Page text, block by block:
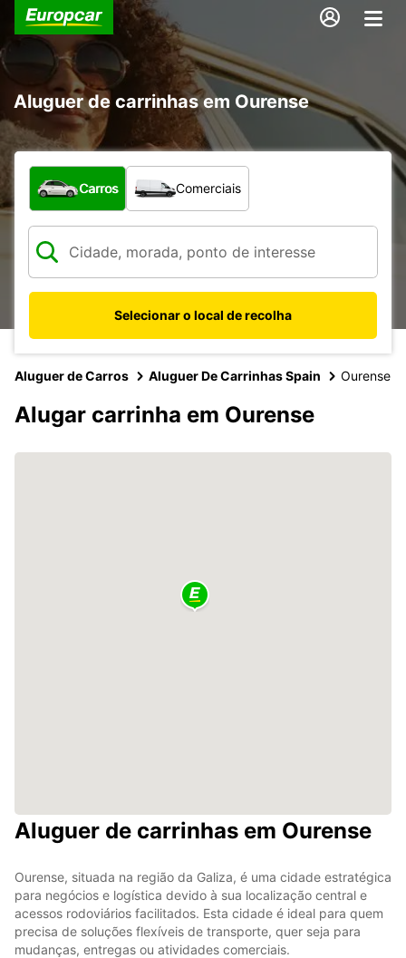
Aluguer de carrinhas em Ourense
Que tipo de veículo pretende?
Carros Comerciais
Selecionar o local de recolha
Aluguer de Carros Aluguer De Carrinhas Spain Ourense
Alugar carrinha em Ourense
Aluguer de carrinhas em Ourense
Ourense, situada na região da Galiza, é uma cidade estratégica
para negócios e logística devido à sua localização central e
acessos rodoviários facilitados. Esta cidade é ideal para quem
precisa de soluções flexíveis de transporte, quer seja para
mudanças, entregas ou atividades comerciais.